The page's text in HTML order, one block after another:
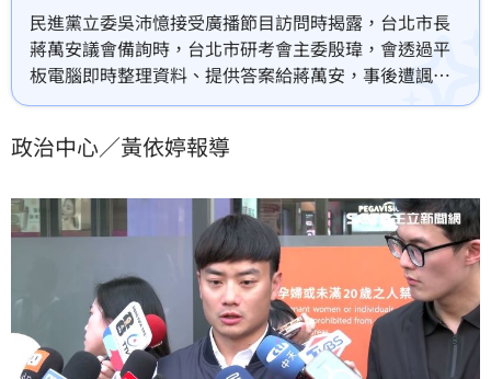
民進黨立委吳沛憶接受廣播節目訪問時揭露，台北市長
蔣萬安議會備詢時，台北市研考會主委殷瑋，會透過平
板電腦即時整理資料、提供答案給蔣萬安，事後遭諷有
「殷瑋答」。對此，網紅徐閉則認為，其實「殷瑋答」
一切功課，並曝光藍綠差異。
政治中心／黃依婷報導